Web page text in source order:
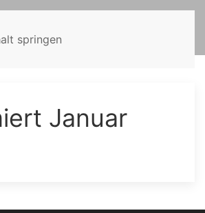
springen
Januar